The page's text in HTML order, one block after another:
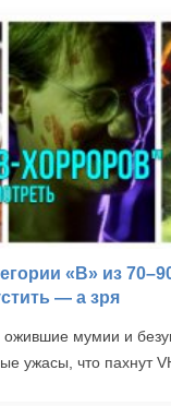
«B» из
— а зря
ожившие мумии и
ужасы, что пахнут